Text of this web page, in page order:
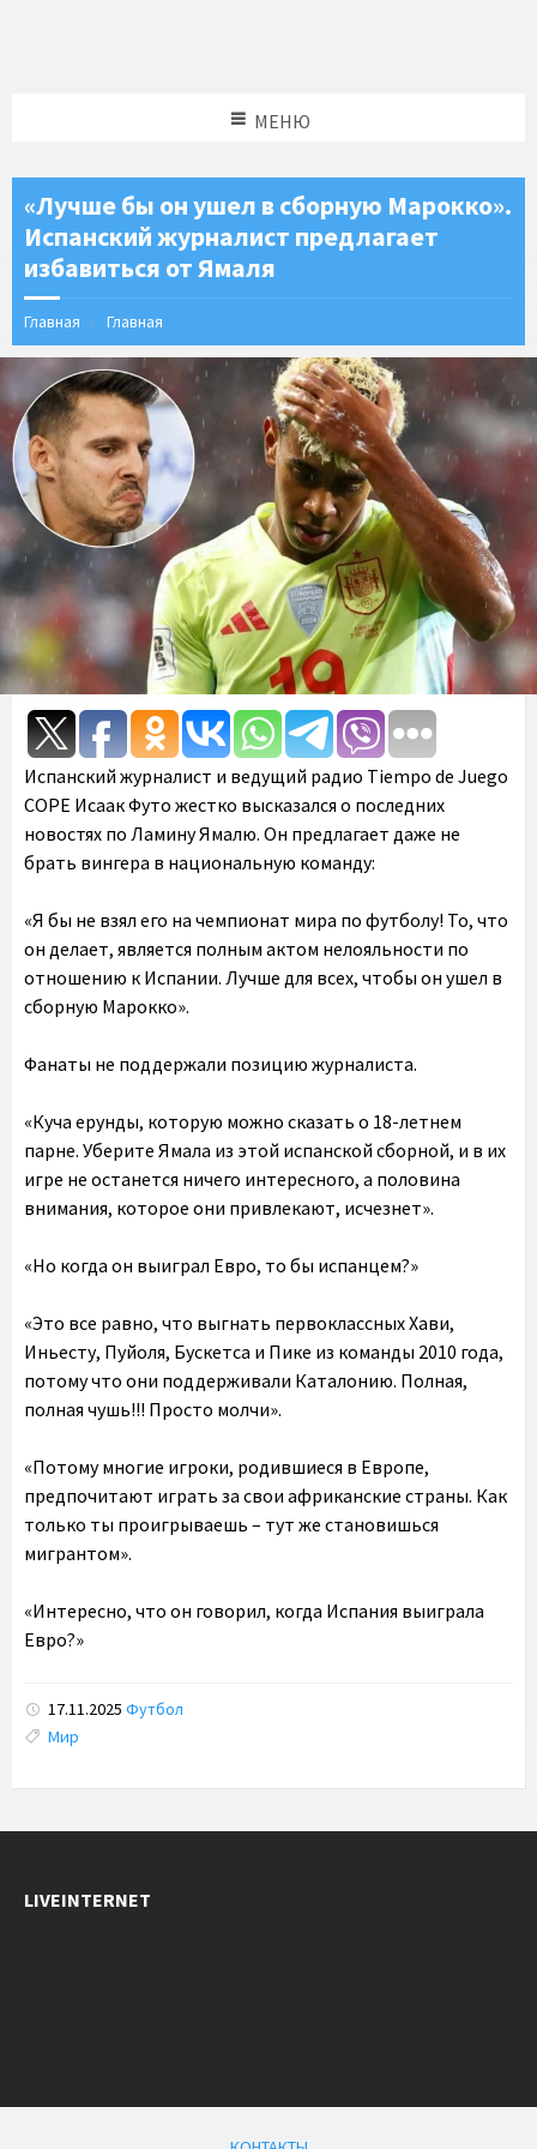
МЕНЮ
«Лучше бы он ушел в сборную Марокко».
Испанский журналист предлагает
избавиться от Ямаля
Главная Главная
Испанский журналист и ведущий радио Tiempo de Juego
COPE Исаак Футо жестко высказался о последних
новостях по Ламину Ямалю. Он предлагает даже не
брать вингера в национальную команду:
«Я бы не взял его на чемпионат мира по футболу! То, что
он делает, является полным актом нелояльности по
отношению к Испании. Лучше для всех, чтобы он ушел в
сборную Марокко».
Фанаты не поддержали позицию журналиста.
«Куча ерунды, которую можно сказать о 18-летнем
парне. Уберите Ямала из этой испанской сборной, и в их
игре не останется ничего интересного, а половина
внимания, которое они привлекают, исчезнет».
«Но когда он выиграл Евро, то бы испанцем?»
«Это все равно, что выгнать первоклассных Хави,
Иньесту, Пуйоля, Бускетса и Пике из команды 2010 года,
потому что они поддерживали Каталонию. Полная,
полная чушь!!! Просто молчи».
«Потому многие игроки, родившиеся в Европе,
предпочитают играть за свои африканские страны. Как
только ты проигрываешь – тут же становишься
мигрантом».
«Интересно, что он говорил, когда Испания выиграла
Евро?»
17.11.2025 Футбол
Tags:
Мир
LIVEINTERNET